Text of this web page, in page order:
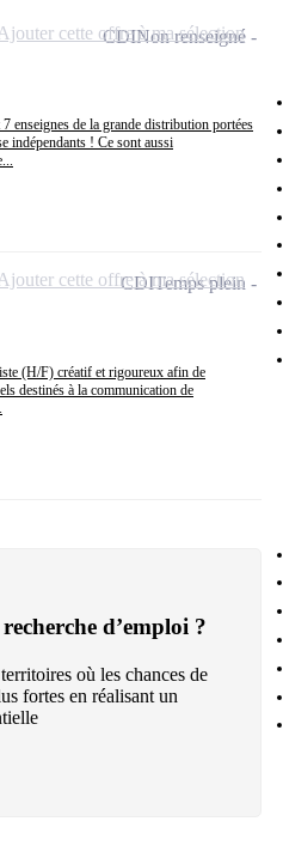
enseignes de la grande distribution portées
indépendants ! Ce sont aussi
CDINon renseigné
Ajouter cette offre à ma sélection
(H/F) créatif et rigoureux afin de
destinés à la communication de
CDITemps plein
cette offre à ma sélection
d’emploi ?
où les chances de
fortes en réalisant un